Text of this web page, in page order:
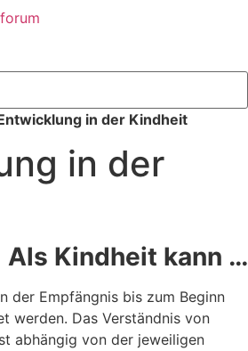
in der Kindheit
in der
Als Kindheit kann …
der Empfängnis bis zum Beginn
werden. Das Verständnis von
abhängig von der jeweiligen